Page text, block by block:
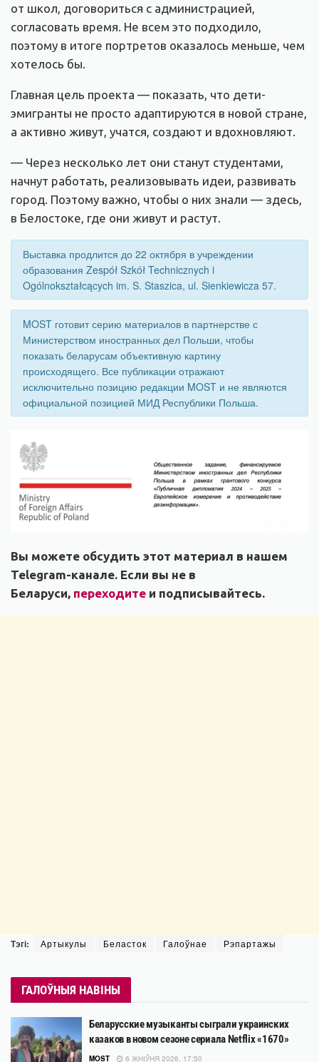
от школ, договориться с администрацией,
согласовать время. Не всем это подходило,
поэтому в итоге портретов оказалось меньше, чем
хотелось бы.
Главная цель проекта — показать, что дети-
эмигранты не просто адаптируются в новой стране,
а активно живут, учатся, создают и вдохновляют.
— Через несколько лет они станут студентами,
начнут работать, реализовывать идеи, развивать
город. Поэтому важно, чтобы о них знали — здесь,
в Белостоке, где они живут и растут.
Выставка продлится до 22 октября в учреждении
образования Zespół Szkół Technicznych i
Ogólnokształcących im. S. Staszica, ul. Sienkiewicza 57.
MOST готовит серию материалов в партнерстве с
Министерством иностранных дел Польши, чтобы
показать беларусам объективную картину
происходящего. Все публикации отражают
исключительно позицию редакции MOST и не являются
официальной позицией МИД Республики Польша.
Вы можете обсудить этот материал в нашем
Telegram-канале. Если вы не в
Беларуси, переходите и подписывайтесь.
Тэгі: Артыкулы Беласток Галоўнае Рэпартажы
ГАЛОЎНЫЯ НАВІНЫ
Беларусские музыканты сыграли украинских
казаков в новом сезоне сериала Netflix «1670»
MOST 6 ЖНІЎНЯ 2026, 17:50